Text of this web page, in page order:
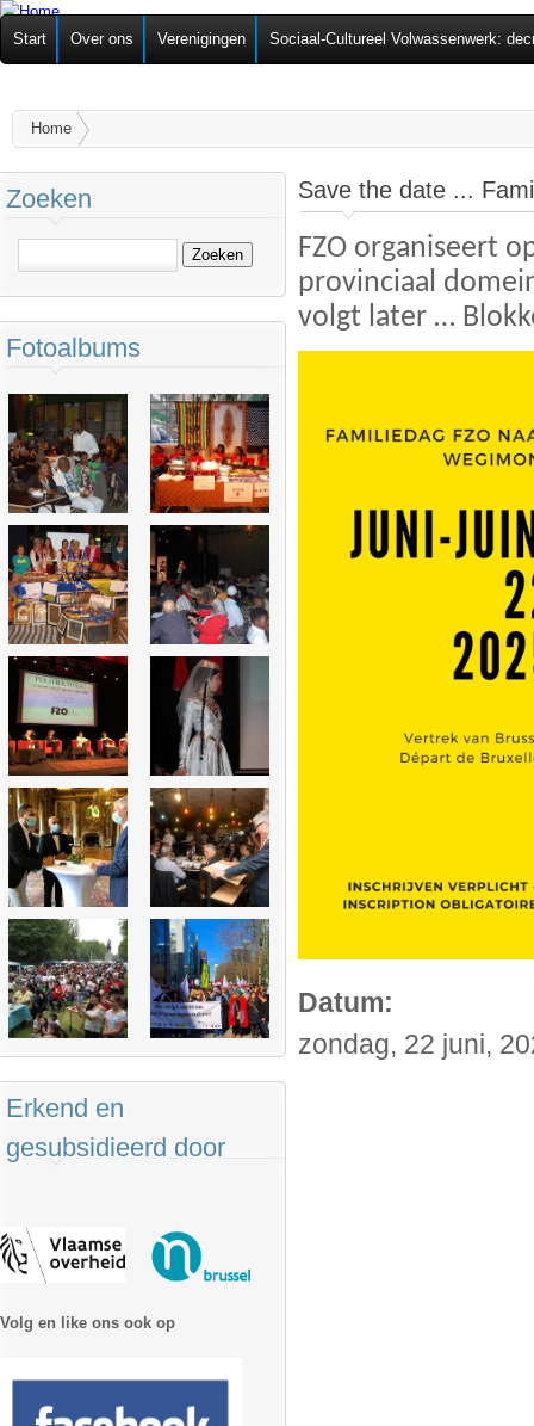
Federatie van
Zelforganisaties
Start Over ons Verenigingen Sociaal-Cultureel Volwassenwerk:
U bent hier
Home
Save the date ...
FZO organiseert
provinciaal
volgt later …
Datum:
zondag, 22 juni,
Zoeken
Fotoalbums
Erkend en
gesubsidieerd door
Volg en like ons ook op